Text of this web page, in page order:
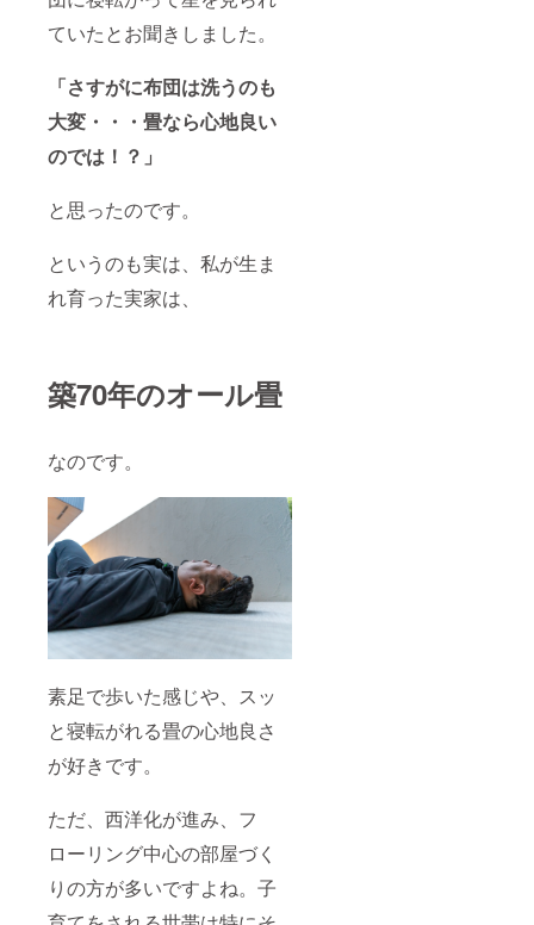
ていたとお聞きしました。
「さすがに布団は洗うのも
大変・・・畳なら心地良い
のでは！？」
と思ったのです。
というのも実は、私が生ま
れ育った実家は、
築70年のオール畳
なのです。
素足で歩いた感じや、スッ
と寝転がれる畳の心地良さ
が好きです。
ただ、西洋化が進み、フ
ローリング中心の部屋づく
りの方が多いですよね。子